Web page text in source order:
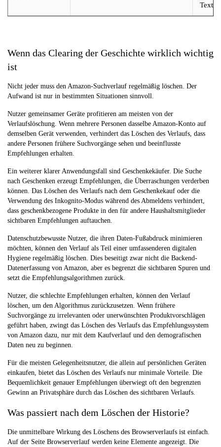
Wenn das Clearing der Geschichte wirklich wichtig
ist
Nicht jeder muss den Amazon-Suchverlauf regelmäßig löschen. Der
Aufwand ist nur in bestimmten Situationen sinnvoll.
Nutzer gemeinsamer Geräte profitieren am meisten von der
Verlaufslöschung. Wenn mehrere Personen dasselbe Amazon-Konto auf
demselben Gerät verwenden, verhindert das Löschen des Verlaufs, dass
andere Personen frühere Suchvorgänge sehen und beeinflusste
Empfehlungen erhalten.
Ein weiterer klarer Anwendungsfall sind Geschenkekäufer. Die Suche
nach Geschenken erzeugt Empfehlungen, die Überraschungen verderben
können. Das Löschen des Verlaufs nach dem Geschenkekauf oder die
Verwendung des Inkognito-Modus während des Abmeldens verhindert,
dass geschenkbezogene Produkte in den für andere Haushaltsmitglieder
sichtbaren Empfehlungen auftauchen.
Datenschutzbewusste Nutzer, die ihren Daten-Fußabdruck minimieren
möchten, können den Verlauf als Teil einer umfassenderen digitalen
Hygiene regelmäßig löschen. Dies beseitigt zwar nicht die Backend-
Datenerfassung von Amazon, aber es begrenzt die sichtbaren Spuren und
setzt die Empfehlungsalgorithmen zurück.
Nutzer, die schlechte Empfehlungen erhalten, können den Verlauf
löschen, um den Algorithmus zurückzusetzen. Wenn frühere
Suchvorgänge zu irrelevanten oder unerwünschten Produktvorschlägen
geführt haben, zwingt das Löschen des Verlaufs das Empfehlungssystem
von Amazon dazu, nur mit dem Kaufverlauf und den demografischen
Daten neu zu beginnen.
Für die meisten Gelegenheitsnutzer, die allein auf persönlichen Geräten
einkaufen, bietet das Löschen des Verlaufs nur minimale Vorteile. Die
Bequemlichkeit genauer Empfehlungen überwiegt oft den begrenzten
Gewinn an Privatsphäre durch das Löschen des sichtbaren Verlaufs.
Was passiert nach dem Löschen der Historie?
Die unmittelbare Wirkung des Löschens des Browserverlaufs ist einfach.
Auf der Seite Browserverlauf werden keine Elemente angezeigt. Die